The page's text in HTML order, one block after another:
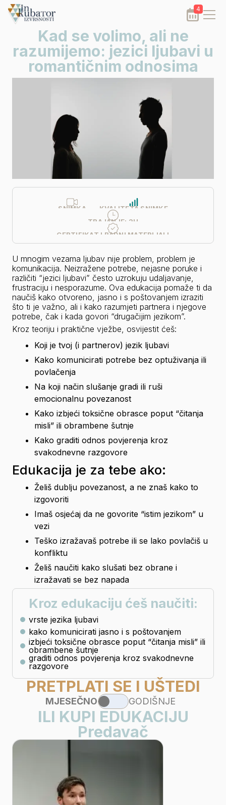
4
Kad se volimo, ali ne
razumijemo: jezici ljubavi u
romantičnim odnosima
SNIMKA
KVALITETA SNIMKE
TRAJANJE: 2H
CERTIFIKAT I RADNI MATERIJALI
U mnogim vezama ljubav nije problem, problem je
komunikacija. Neizražene potrebe, nejasne poruke i
različiti “jezici ljubavi” često uzrokuju udaljavanje,
frustraciju i nesporazume. Ova edukacija pomaže ti da
naučiš kako otvoreno, jasno i s poštovanjem izraziti
što ti je važno, ali i kako razumjeti partnera i njegove
potrebe, čak i kada govori “drugačijim jezikom”.
Kroz teoriju i praktične vježbe, osvijestit ćeš:
Koji je tvoj (i partnerov) jezik ljubavi
Kako komunicirati potrebe bez optuživanja ili
povlačenja
Na koji način slušanje gradi ili ruši
emocionalnu povezanost
Kako izbjeći toksične obrasce poput “čitanja
misli” ili obrambene šutnje
Kako graditi odnos povjerenja kroz
svakodnevne razgovore
Edukacija je za tebe ako:
Želiš dublju povezanost, a ne znaš kako to
izgovoriti
Imaš osjećaj da ne govorite “istim jezikom” u
vezi
Teško izražavaš potrebe ili se lako povlačiš u
konfliktu
Želiš naučiti kako slušati bez obrane i
izražavati se bez napada
Kroz edukaciju ćeš naučiti:
vrste jezika ljubavi
kako komunicirati jasno i s poštovanjem
izbjeći toksične obrasce poput “čitanja misli” ili
obrambene šutnje
graditi odnos povjerenja kroz svakodnevne
razgovore
PRETPLATI SE I UŠTEDI
MJESEČNO GODIŠNJE
ILI KUPI EDUKACIJU
Predavač